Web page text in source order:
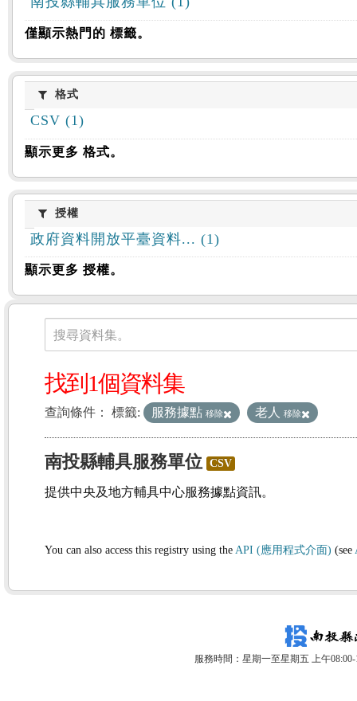
僅顯示熱門的 標籤。
格式格式
CSV (1)
顯示更多 格式。
授權授權
政府資料開放平臺資料... (1)
顯示更多 授權。
資料集
搜尋資料集。
找到1個資料集
查詢條件： 標籤: 服務據點 移除 老人 移除
南投縣輔具服務單位 CSV
提供中央及地方輔具中心服務據點資訊。
You can also access this registry using the API (應用程式介面) (see
服務時間：星期一至星期五 上午